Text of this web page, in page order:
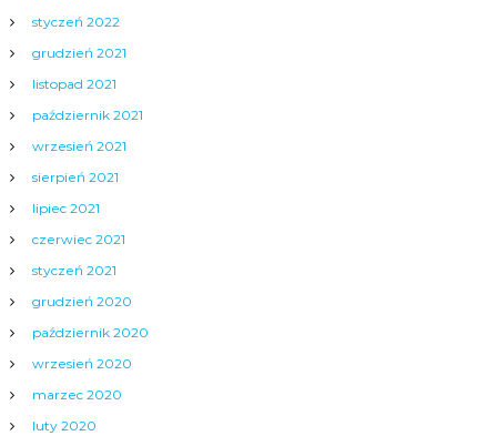
styczeń 2022
grudzień 2021
listopad 2021
październik 2021
wrzesień 2021
sierpień 2021
lipiec 2021
czerwiec 2021
styczeń 2021
grudzień 2020
październik 2020
wrzesień 2020
marzec 2020
luty 2020